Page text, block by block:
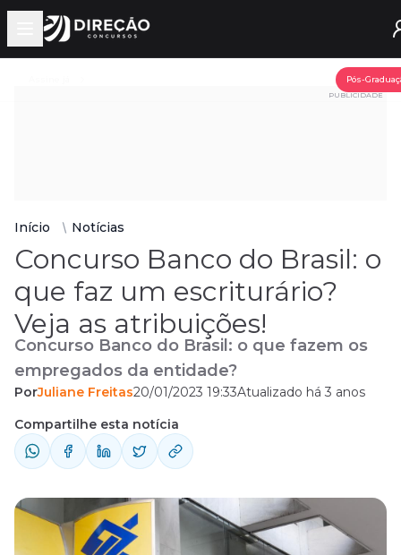
Open main menu
Pós-
PUBLICIDADE
Início Notícias
Concurso Banco do Brasil: o
que faz um escriturário?
Veja as atribuições!
Concurso Banco do Brasil: o que fazem os
empregados da entidade?
PorJuliane Freitas20/01/2023 19:33Atualizado há 3 anos
Compartilhe esta notícia